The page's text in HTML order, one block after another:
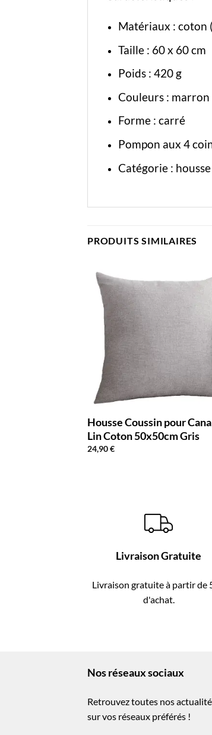
Matériaux : coton
Taille : 60 x 60 cm
Poids : 420 g
Couleurs : marron
Forme : carré
Pompon aux 4
Catégorie :
PRODUITS SIMILAIRES
Housse Coussin pour
Lin Coton 50x50cm Gris
24,90€
Livraison Gratuite
Livraison gratuite à partir de
d'achat.
Nos réseaux sociaux
Retrouvez toutes nos
sur vos réseaux préférés !